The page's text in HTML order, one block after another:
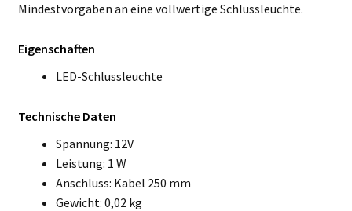
Mindestvorgaben an eine vollwertige Schlussleuchte.
Eigenschaften
LED-Schlussleuchte
Technische Daten
Spannung: 12V
Leistung: 1 W
Anschluss: Kabel 250 mm
Gewicht: 0,02 kg